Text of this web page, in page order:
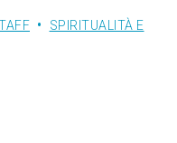
SPIRITUALITÀ E